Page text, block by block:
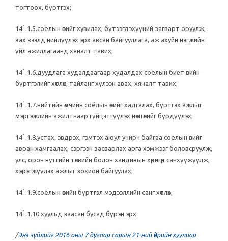
тогтоох, бүртгэх;
141 .1.5.соёлын өвийг хувилах, бүтээгдэхүүний загварт оруулж,
зах зээлд нийлүүлэх эрх авсан байгууллага, аж ахуйн нэгжийн
үйл ажиллагаанд хяналт тавих;
141 .1.6.дуудлага худалдаагаар худалдах соёлын биет өвийн
бүртгэлийг хөтлөх, тайланг хүлээн авах, хяналт тавих;
141 .1.7.нийтийн өмчийн соёлын өвийг хадгалах, бүртгэх ажлыг
мэргэжлийн ажилтнаар гүйцэтгүүлэх нөхцөлийг бүрдүүлэх;
141 .1.8.устах, эвдрэх, гэмтэх аюул учирч байгаа соёлын өвийг
авран хамгаалах, сэргээн засварлах арга хэмжээг боловсруулж,
улс, орон нутгийн төсвийн болон хандивын хөрөнгөөр санхүүжүүлж,
хэрэгжүүлэх ажлыг зохион байгуулах;
141 .1.9.соёлын өвийн бүртгэл мэдээллийн санг хөтлөх;
141 .1.10.хуульд заасан бусад бүрэн эрх.
/Энэ зүйлийг 2016 оны 7 дугаар сарын 21-ний өдрийн хуулиар